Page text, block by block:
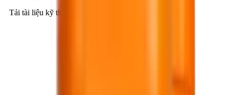
Tải tài liệu kỹ thuật